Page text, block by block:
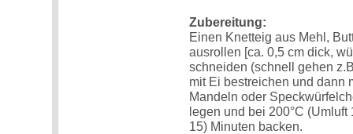
Zubereitung:
Einen Knetteig aus Mehl,
ausrollen [ca. 0,5 cm dick,
schneiden (schnell gehen
mit Ei bestreichen und dann
Mandeln oder
legen und bei 200°C
15) Minuten backen.